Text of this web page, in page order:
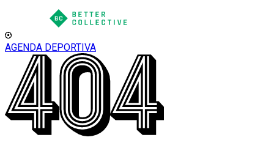
AGENDA DEPORTIVA